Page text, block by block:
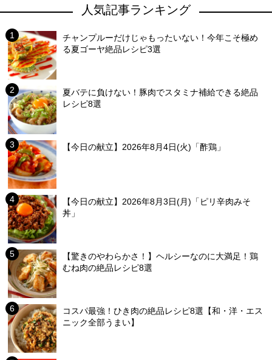
人気記事ランキング
チャンプルーだけじゃもったいない！今年こそ極め
る夏ゴーヤ絶品レシピ3選
夏バテに負けない！豚肉でスタミナ補給できる絶品
レシピ8選
【今日の献立】2026年8月4日(火)「酢鶏」
【今日の献立】2026年8月3日(月)「ピリ辛肉みそ
丼」
【驚きのやわらかさ！】ヘルシーなのに大満足！鶏
むね肉の絶品レシピ8選
コスパ最強！ひき肉の絶品レシピ8選【和・洋・エス
ニック全部うまい】